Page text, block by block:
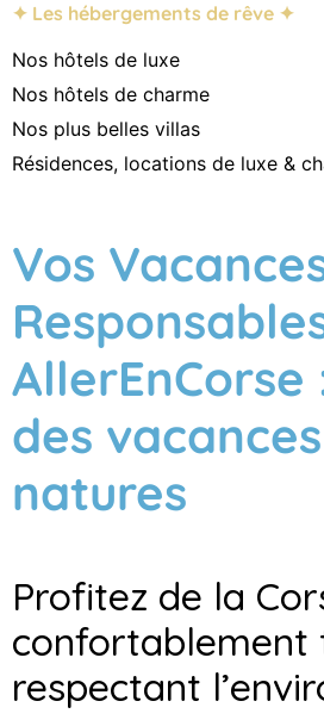
✦ Les hébergements de rêve ✦
Nos hôtels de luxe
Nos hôtels de charme
Nos plus belles villas
Résidences, locations de luxe &
Vos
AllerEnCorse
des vacances
natures
Profitez de la
confortablement
respectant